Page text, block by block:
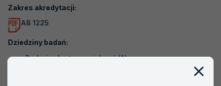
Szkolenia
PCA
Zakres akredytacji:
AB 1225
Dziedziny badań:
Badania akustyczne i drgań (A)